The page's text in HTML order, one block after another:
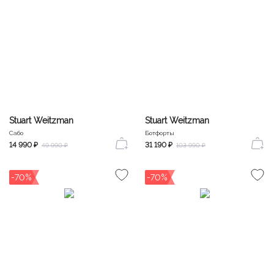
Stuart Weitzman
Сабо
14 990 ₽ 49 990 ₽
Stuart Weitzman
Ботфорты
31 190 ₽ 103 990 ₽
-70% -70%